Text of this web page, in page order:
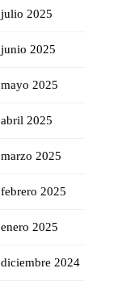
julio 2025
junio 2025
mayo 2025
abril 2025
marzo 2025
febrero 2025
enero 2025
diciembre 2024